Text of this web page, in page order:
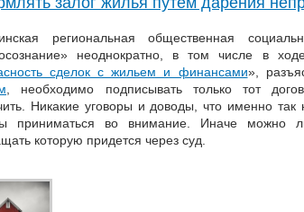
региональная общественная
неоднократно, в том числе в
сделок с жильем и финансами»,
, необходимо подписывать только тот
Никакие уговоры и доводы, что именно
приниматься во внимание. Иначе можно
которую придется через суд.